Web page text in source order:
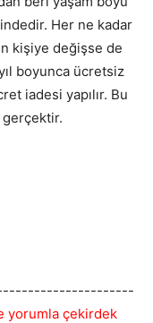
Her ne kadar
kişiye değişse de
boyunca ücretsiz
iadesi yapılır. Bu
yorumla çekirdek